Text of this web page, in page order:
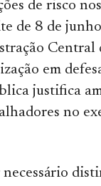
de risco
de 8 de
Central
em
justifica
no
necessário